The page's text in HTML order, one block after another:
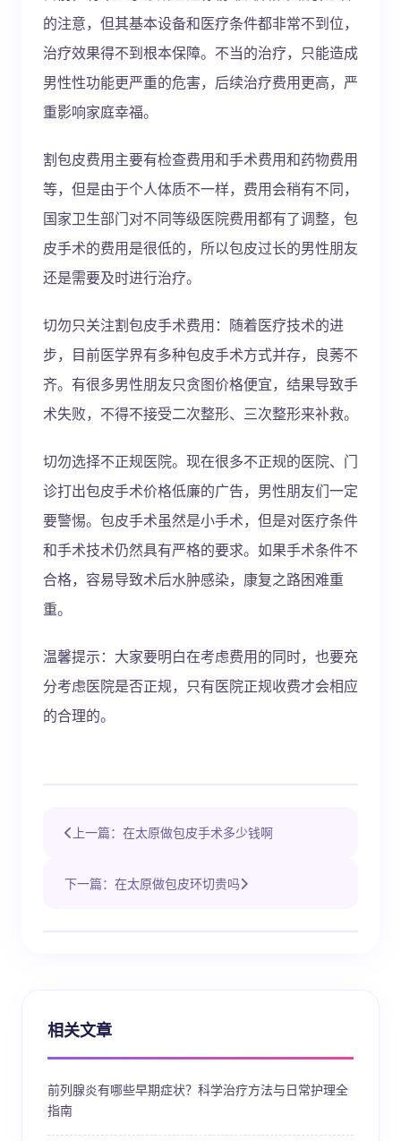
的注意，但其基本设备和医疗条件都非常不到位，
治疗效果得不到根本保障。不当的治疗，只能造成
男性性功能更严重的危害，后续治疗费用更高，严
重影响家庭幸福。
割包皮费用主要有检查费用和手术费用和药物费用
等，但是由于个人体质不一样，费用会稍有不同，
国家卫生部门对不同等级医院费用都有了调整，包
皮手术的费用是很低的，所以包皮过长的男性朋友
还是需要及时进行治疗。
切勿只关注割包皮手术费用：随着医疗技术的进
步，目前医学界有多种包皮手术方式并存，良莠不
齐。有很多男性朋友只贪图价格便宜，结果导致手
术失败，不得不接受二次整形、三次整形来补救。
切勿选择不正规医院。现在很多不正规的医院、门
诊打出包皮手术价格低廉的广告，男性朋友们一定
要警惕。包皮手术虽然是小手术，但是对医疗条件
和手术技术仍然具有严格的要求。如果手术条件不
合格，容易导致术后水肿感染，康复之路困难重
重。
温馨提示：大家要明白在考虑费用的同时，也要充
分考虑医院是否正规，只有医院正规收费才会相应
的合理的。
上一篇：在太原做包皮手术多少钱啊
下一篇：在太原做包皮环切贵吗
相关文章
前列腺炎有哪些早期症状？科学治疗方法与日常护理全
指南